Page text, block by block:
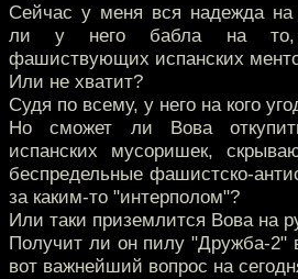
Сейчас у меня вся надежда на
ли у него бабла на то,
фашиствующих испанских
Или не хватит?
Судя по всему, у него на кого
Но сможет ли Вова
испанских мусоришек,
беспредельные фашистско-
за каким-то "интерполом"?
Или таки приземлится Вова на
Получит ли он пилу "Дружба-2"
вот важнейший вопрос на